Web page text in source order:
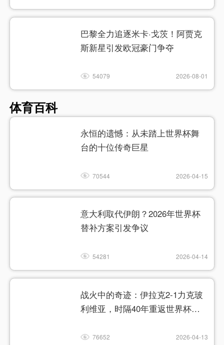
巴黎全力追逐米卡·戈茨！阿贾克
斯新星引发欧冠豪门争夺
54079 2026-08-01
体育百科
永恒的遗憾：从未踏上世界杯舞
台的十位传奇巨星
70544 2026-04-15
意大利取代伊朗？2026年世界杯
替补方案引发争议
54281 2026-04-14
战火中的奇迹：伊拉克2-1力克玻
利维亚，时隔40年重返世界杯舞
76652 2026-04-13